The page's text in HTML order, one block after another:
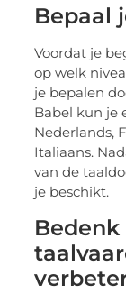
Bepaal
Voordat je
op welk
je bepalen
Babel kun je
Nederlands,
Italiaans.
van de
je beschikt.
Bedenk